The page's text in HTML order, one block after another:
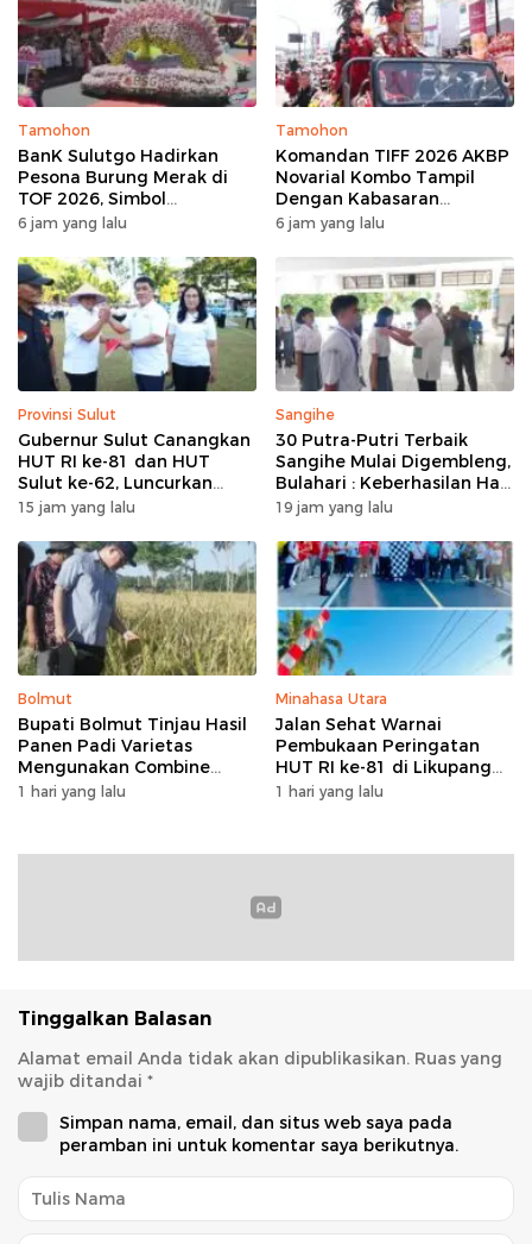
Tamohon
BanK Sulutgo Hadirkan
Pesona Burung Merak di
TOF 2026, Simbol
Keagungan Dan
6 jam yang lalu
Tamohon
Komandan TIFF 2026 AKBP
Novarial Kombo Tampil
Dengan Kabasaran
Minahasa, Padukan Tugas
6 jam yang lalu
Provinsi Sulut
Gubernur Sulut Canangkan
HUT RI ke-81 dan HUT
Sulut ke-62, Luncurkan
Program Keringanan Pajak
Kelapa
15 jam yang lalu
Sangihe
30 Putra-Putri Terbaik
Sangihe Mulai Digembleng,
Bulahari : Keberhasilan Hari
Ini Bukan Garis Akhir Tapi
19 jam yang lalu
Bolmut
Bupati Bolmut Tinjau Hasil
Panen Padi Varietas
Mengunakan Combine
Harvester
1 hari yang lalu
Minahasa Utara
Jalan Sehat Warnai
Pembukaan Peringatan
HUT RI ke-81 di Likupang
Barat
1 hari yang lalu
Tinggalkan Balasan
Alamat email Anda tidak akan dipublikasikan. Ruas yang
wajib ditandai *
Simpan nama, email, dan situs web saya pada
peramban ini untuk komentar saya berikutnya.